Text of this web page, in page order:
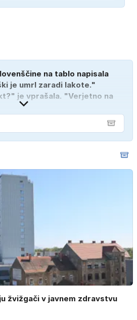
na tablo napisala
je umrl zaradi lakote."
je vprašala. "Verjetno na
žvižgači v javnem zdravstvu